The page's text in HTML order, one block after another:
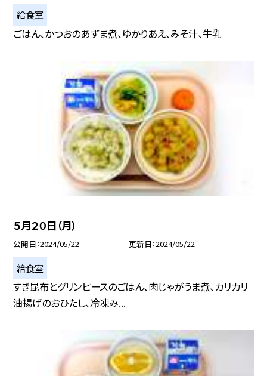
給食室
ごはん、かつおのあずま煮、ゆかりあえ、みそ汁、牛乳
５月２０日（月）
公開日 2024/05/22 更新日 2024/05/22
給食室
すき昆布とグリンピースのごはん、肉じゃがうま煮、カリカリ
油揚げのおひたし、冷凍み...